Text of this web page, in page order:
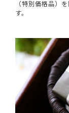
（特別価格品）
す。